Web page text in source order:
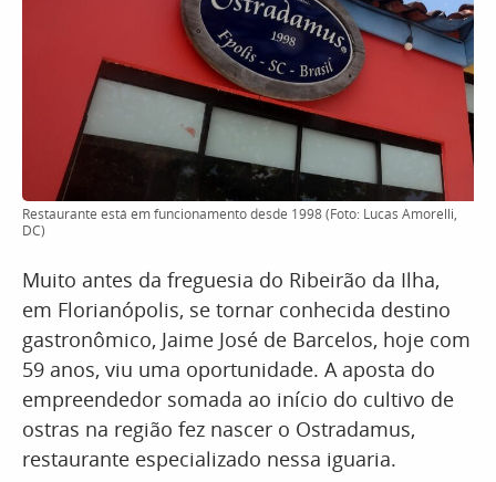
Restaurante está em funcionamento desde 1998 (Foto: Lucas Amorelli,
DC)
Muito antes da freguesia do Ribeirão da Ilha,
em Florianópolis, se tornar conhecida destino
gastronômico, Jaime José de Barcelos, hoje com
59 anos, viu uma oportunidade. A aposta do
empreendedor somada ao início do cultivo de
ostras na região fez nascer o Ostradamus,
restaurante especializado nessa iguaria.